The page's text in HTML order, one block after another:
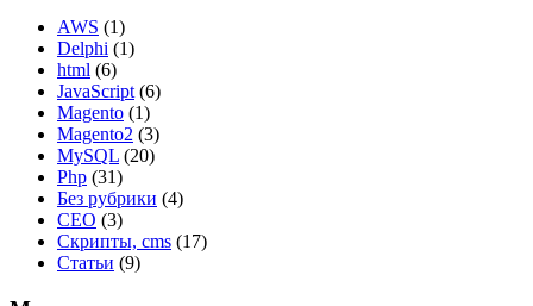
AWS (1)
Delphi (1)
html (6)
JavaScript (6)
Magento (1)
Magento2 (3)
MySQL (20)
Php (31)
Без рубрики (4)
СЕО (3)
Скрипты, cms (17)
Статьи (9)